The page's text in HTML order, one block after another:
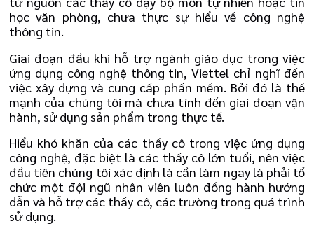
học văn phòng, chưa thực sự hiểu về công nghệ
thông tin.
Giai đoạn đầu khi hỗ trợ ngành giáo dục trong việc
ứng dụng công nghệ thông tin, Viettel chỉ nghĩ đến
việc xây dựng và cung cấp phần mềm. Bởi đó là thế
mạnh của chúng tôi mà chưa tính đến giai đoạn vận
hành, sử dụng sản phẩm trong thực tế.
Hiểu khó khăn của các thầy cô trong việc ứng dụng
công nghệ, đặc biệt là các thầy cô lớn tuổi, nên việc
đầu tiên chúng tôi xác định là cần làm ngay là phải tổ
chức một đội ngũ nhân viên luôn đồng hành hướng
dẫn và hỗ trợ các thầy cô, các trường trong quá trình
sử dụng.